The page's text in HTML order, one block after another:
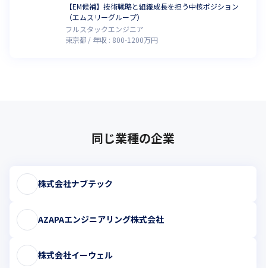
【EM候補】技術戦略と組織成長を担う中核ポジション
（エムスリーグループ）
フルスタックエンジニア
東京都
年収 : 800-1200万円
同じ業種の企業
株式会社ナブテック
AZAPAエンジニアリング株式会社
株式会社イーウェル